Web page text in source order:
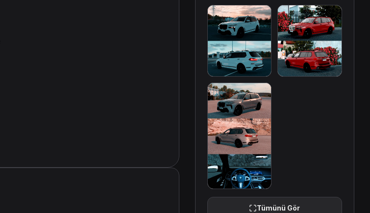
Tümünü Gör